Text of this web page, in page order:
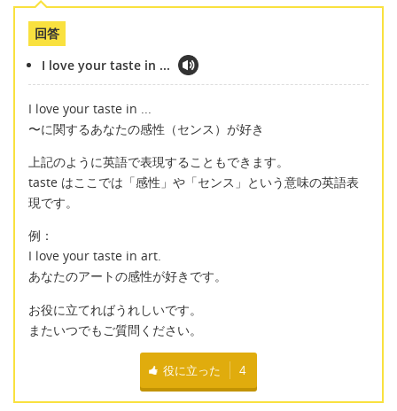
回答
I love your taste in ...
I love your taste in ...
〜に関するあなたの感性（センス）が好き
上記のように英語で表現することもできます。
taste はここでは「感性」や「センス」という意味の英語表
現です。
例：
I love your taste in art.
あなたのアートの感性が好きです。
お役に立てればうれしいです。
またいつでもご質問ください。
役に立った 4